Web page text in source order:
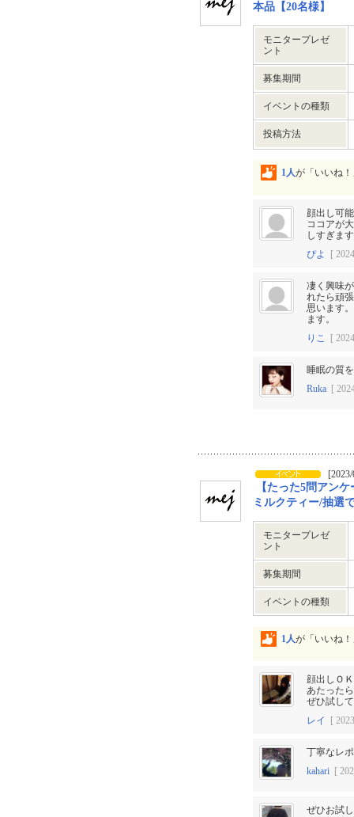
本品【20名様】
モニタープレゼ
ント
募集期間
イベントの種類
投稿方法
1人が「いいね
顔出し可
ココアが
しすぎま
ぴよ
[
凄く興味
れたら頑
思います
ます。
りこ
[
睡眠の質
Ruka [
【たった5問アン
ミルクティー/抽選
モニタープレゼ
ント
募集期間
イベントの種類
1人が「いいね
顔出しＯ
あたった
ぜひ試し
レイ
[
丁寧なレ
kahari [
ぜひお試